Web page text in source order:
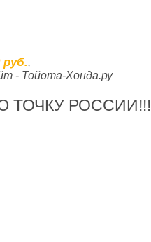
руб.,
- Тойота-Хонда.ру
ТОЧКУ РОССИИ!!!